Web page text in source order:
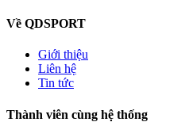
Về QDSPORT
Giới thiệu
Liên hệ
Tin tức
Thành viên cùng hệ thống